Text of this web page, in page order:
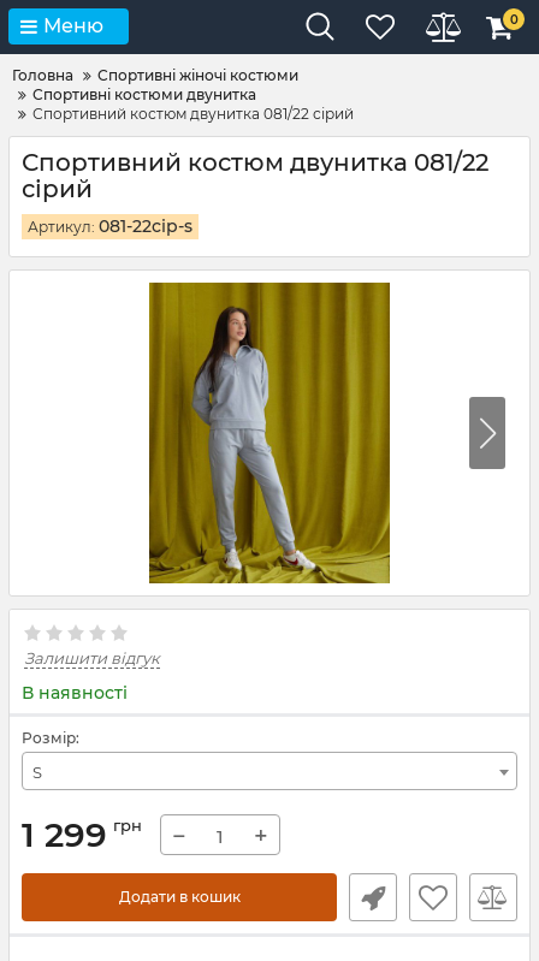
Меню 0
Головна
Спортивні жіночі костюми
Спортивні костюми двунитка
Спортивний костюм двунитка 081/22 сірий
Спортивний костюм двунитка 081/22
сірий
Артикул: 081-22сір-s
Залишити відгук
В наявності
Розмір:
S
1 299 грн − +
Додати в кошик